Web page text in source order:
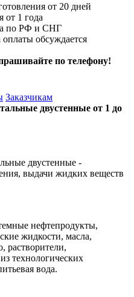
от 20 дней
от 1 года
по РФ и СНГ
обсуждается
по телефону!
Заказчикам
двустенные от 1 до
двустенные -
выдачи жидких веществ
нефтепродукты,
жидкости, масла,
растворители,
технологических
вода.